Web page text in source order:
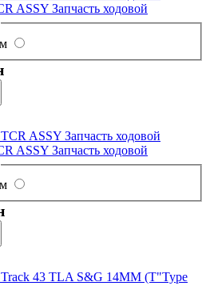
ASSY Запчасть ходовой
ASSY Запчасть ходовой